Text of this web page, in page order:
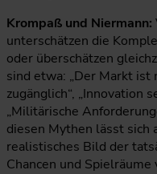
Krompaß und Niermann:
unterschätzen die
oder überschätzen
sind etwa: „Der Markt ist
zugänglich“, „Innovation
„Militärische
diesen Mythen lässt sich
realistisches Bild der
Chancen und